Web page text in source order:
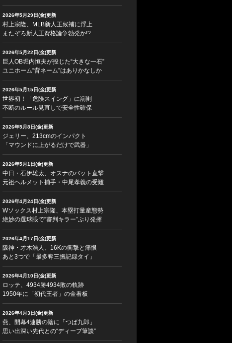
2026年5月29日(金)更新
村上宗隆、MLB新人王候補に浮上
またぞろ新人王資格論争勃発か!?
2026年5月22日(金)更新
巨人OB堀内恒夫が投じた“大きな一石”
ユニホーム“背ネーム”はありかなしか
2026年5月15日(金)更新
世界初！「危険スイング」に罰則
不断のルール見直しで安全性確保
2026年5月8日(金)更新
ジェリー、213cmのインパクト
「マウンドに上がるだけで武器」
2026年5月1日(金)更新
中日・石伊雄太、オスナのバット直撃
元祖ヘルメット捕手・中尾孝義の受難
2026年4月24日(金)更新
Wソックス村上宗隆、本塁打量産態勢
絶妙の選球眼で“審判キラー”ぶり発揮
2026年4月17日(金)更新
阪神・才木浩人、16Kの衝撃と痛恨
あと3つで「最多奪三振記録タイ」
2026年4月10日(金)更新
ロッテ、4934勝4934敗の軌跡
1950年に「初代王者」の金看板
2026年4月3日(金)更新
燕、開幕4連勝の陰に「つば九郎」
思い出深い先代との“ディープ筆談”